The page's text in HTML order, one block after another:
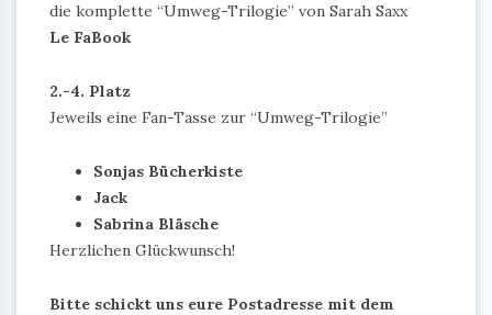
die komplette “Umweg-Trilogie” von Sarah Saxx
Le FaBook
2.-4. Platz
Jeweils eine Fan-Tasse zur “Umweg-Trilogie”
Sonjas Bücherkiste
Jack
Sabrina Bläsche
Herzlichen Glückwunsch!
Bitte schickt uns eure Postadresse mit dem